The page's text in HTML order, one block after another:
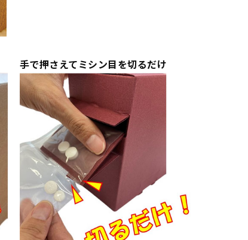
手で押さえてミシン目を切るだけ